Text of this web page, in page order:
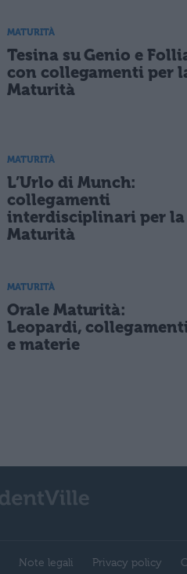
MATURITÀ
Tesina su Genio e
con collegamenti per
Maturità
MATURITÀ
L’Urlo di Munch:
collegamenti
interdisciplinari per la
Maturità
MATURITÀ
Orale Maturità:
Leopardi,
e materie
Note legali Privacy policy